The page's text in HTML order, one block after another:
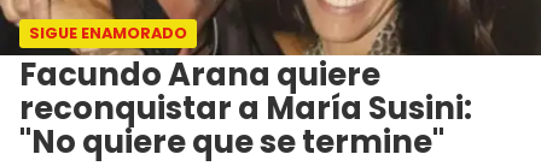
SIGUE ENAMORADO
Facundo Arana quiere
reconquistar a María Susini:
"No quiere que se termine"